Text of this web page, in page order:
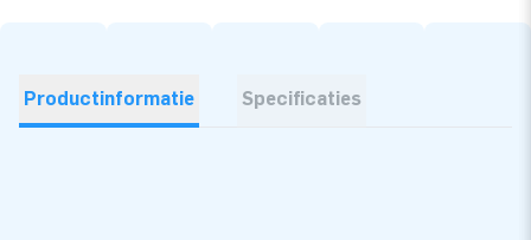
Productinformatie Specificaties